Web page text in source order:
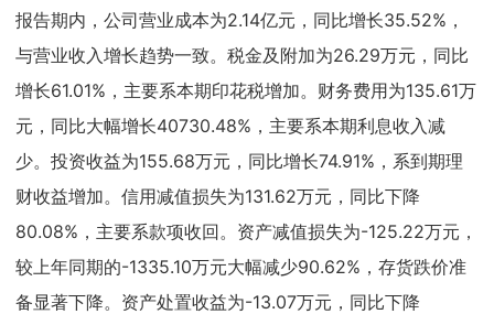
报告期内，公司营业成本为2.14亿元，同比增长35.52%，
与营业收入增长趋势一致。税金及附加为26.29万元，同比
增长61.01%，主要系本期印花税增加。财务费用为135.61万
元，同比大幅增长40730.48%，主要系本期利息收入减
少。投资收益为155.68万元，同比增长74.91%，系到期理
财收益增加。信用减值损失为131.62万元，同比下降
80.08%，主要系款项收回。资产减值损失为-125.22万元，
较上年同期的-1335.10万元大幅减少90.62%，存货跌价准
备显著下降。资产处置收益为-13.07万元，同比下降